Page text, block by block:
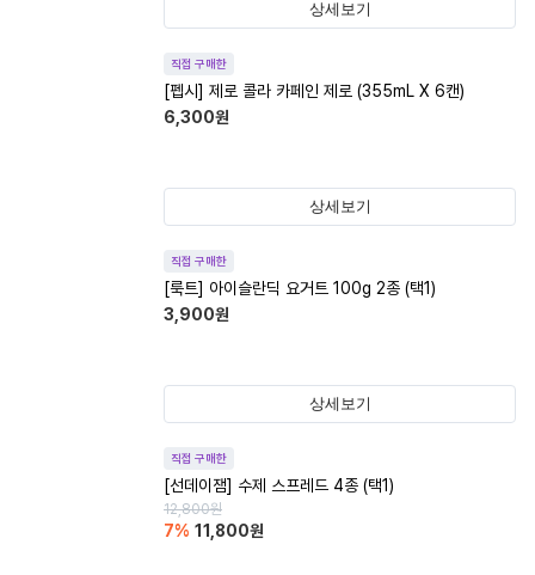
상세보기
직접 구매한
[펩시] 제로 콜라 카페인 제로 (355mL X 6캔)
6,300원
상세보기
직접 구매한
[룩트] 아이슬란딕 요거트 100g 2종 (택1)
3,900원
상세보기
직접 구매한
[선데이잼] 수제 스프레드 4종 (택1)
12,800원
7% 11,800원